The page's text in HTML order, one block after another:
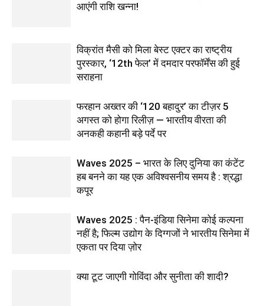
आएंगी राशि खन्ना!
विक्रांत मैसी को मिला बेस्ट एक्टर का राष्ट्रीय
पुरस्कार, ‘12th फेल’ में दमदार परफॉर्मेंस की हुई
सराहना
फरहान अख्तर की ‘120 बहादुर’ का टीज़र 5
अगस्त को होगा रिलीज़ — भारतीय वीरता की
अनकही कहानी बड़े पर्दे पर
Waves 2025 – भारत के लिए दुनिया का कंटेंट
हब बनने का यह एक अविश्वसनीय समय है : श्रद्धा
कपूर
Waves 2025 : पैन-इंडिया सिनेमा कोई कल्पना
नहीं है; फिल्म उद्योग के दिग्गजों ने भारतीय सिनेमा में
एकता पर दिया ज़ोर
क्या टूट जाएगी गोविंदा और सुनीता की शादी?